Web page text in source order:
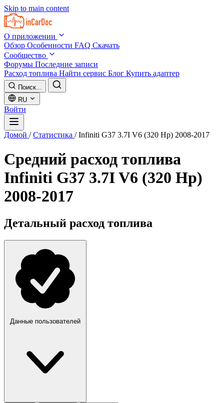
Skip to main content
О приложении
Обзор Особенности FAQ Скачать
Сообщество
Форумы Последние записи
Расход топлива Найти сервис Блог Купить адаптер
Поиск...
RU
Войти
Домой / Статистика / Infiniti G37 3.7I V6 (320 Hp) 2008-2017
Средний расход топлива
Infiniti G37 3.7I V6 (320 Hp)
2008-2017
Детальный расход топлива
Данные пользователей